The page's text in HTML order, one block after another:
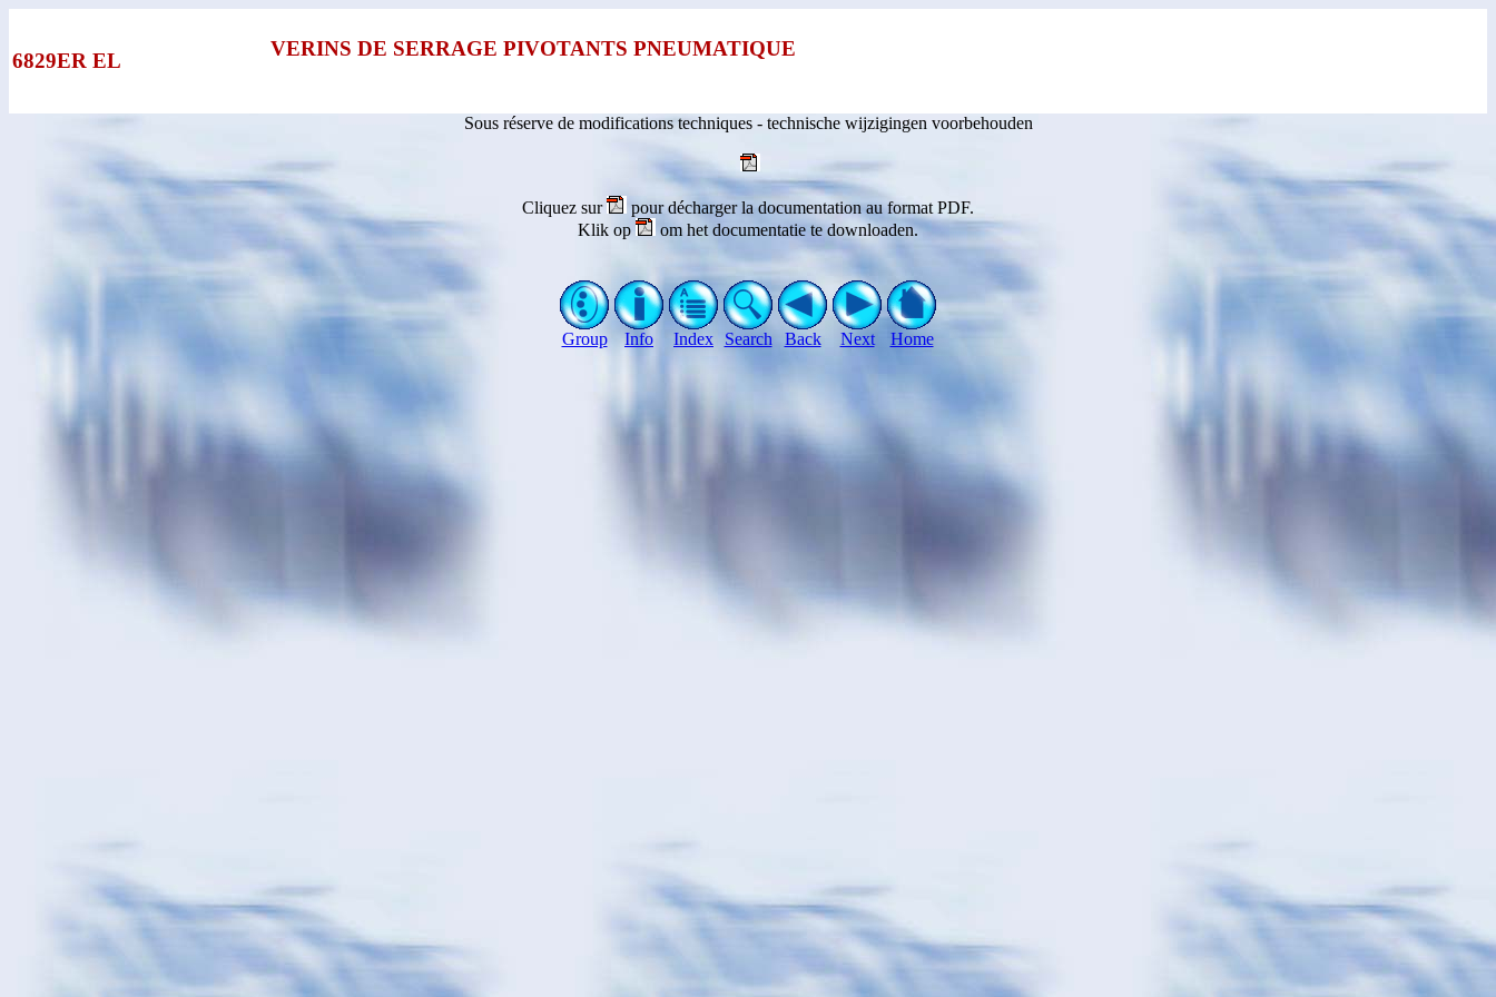
6829ER EL
VERINS DE SERRAGE PIVOTANTS PNEUMATIQUE
Sous réserve de modifications techniques - technische wijzigingen voorbehouden
Cliquez sur
pour décharger la documentation au format PDF.
Klik op
om het documentatie te downloaden.
Group Info Index Search Back Next Home